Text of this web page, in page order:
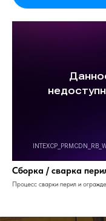
Сборка / сварка
Процесс сварки перил и